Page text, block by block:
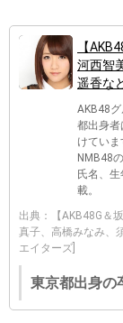
【
河西智
遥香な
AKB48
都出身者
けてい
NMB48
氏名、
載。
出典：【AKB48G＆
真子、高橋みなみ、
エイターズ]
東京都出身の